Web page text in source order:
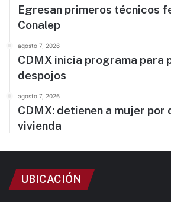
Egresan primeros técnicos
Conalep
agosto 7, 2026
CDMX inicia programa para
despojos
agosto 7, 2026
CDMX: detienen a mujer por
vivienda
UBICACIÓN